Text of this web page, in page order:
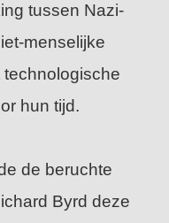
tussen Nazi-
menselijke
technologische
hun tijd.
de beruchte
Byrd deze